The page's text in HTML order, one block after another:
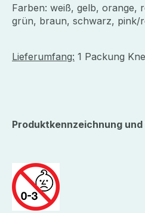
Farben: weiß, gelb, orange,
grün, braun, schwarz, pink/
Lieferumfang: 1 Packung
Produktkennzeichnung